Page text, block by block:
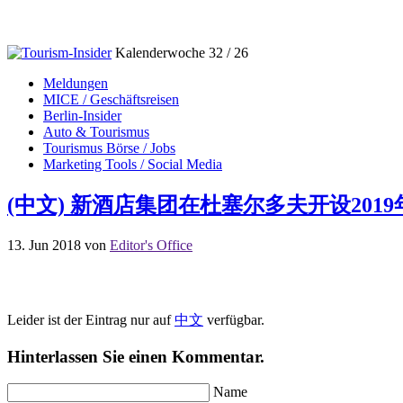
Kalenderwoche 32 / 26
Meldungen
MICE / Geschäftsreisen
Berlin-Insider
Auto & Tourismus
Tourismus Börse / Jobs
Marketing Tools / Social Media
(中文) 新酒店集团在杜塞尔多夫开设2019
13. Jun 2018 von Editor's Office
Leider ist der Eintrag nur auf中文 verfügbar.
Hinterlassen Sie einen Kommentar.
Name